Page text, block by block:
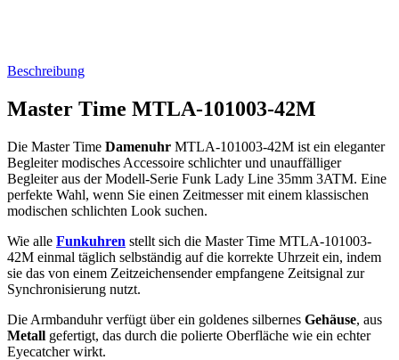
Beschreibung
Master Time MTLA-101003-42M
Die Master Time Damenuhr MTLA-101003-42M ist ein eleganter
Begleiter modisches Accessoire schlichter und unauffälliger
Begleiter aus der Modell-Serie Funk Lady Line 35mm 3ATM. Eine
perfekte Wahl, wenn Sie einen Zeitmesser mit einem klassischen
modischen schlichten Look suchen.
Wie alle Funkuhren stellt sich die Master Time MTLA-101003-
42M einmal täglich selbständig auf die korrekte Uhrzeit ein, indem
sie das von einem Zeitzeichensender empfangene Zeitsignal zur
Synchronisierung nutzt.
Die Armbanduhr verfügt über ein goldenes silbernes Gehäuse, aus
Metall gefertigt, das durch die polierte Oberfläche wie ein echter
Eyecatcher wirkt.